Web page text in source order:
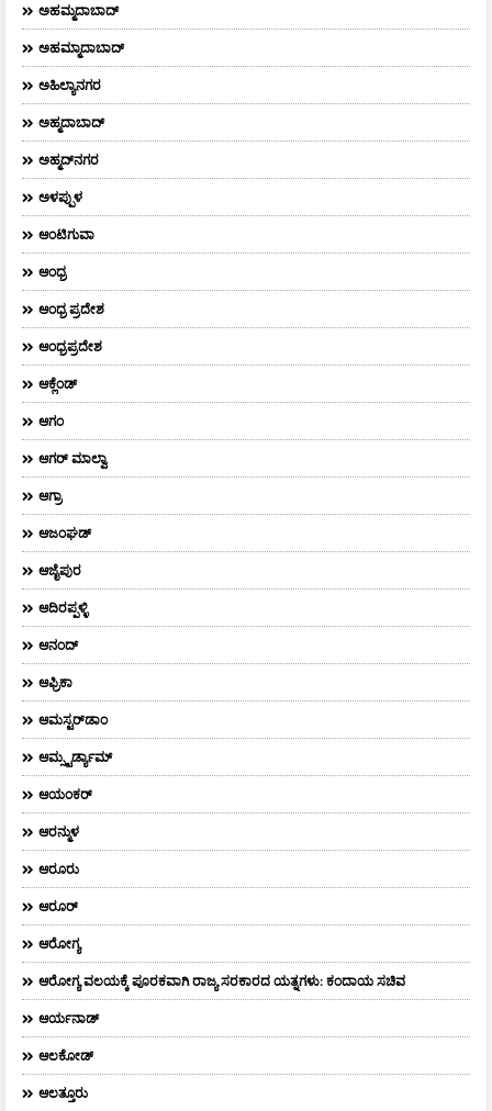
ಅಹಮ್ಮದಾಬಾದ್
ಅಹಮ್ಮಾದಾಬಾದ್
ಅಹಿಲ್ಯಾನಗರ
ಅಹ್ಮದಾಬಾದ್
ಅಹ್ಮದ್‌ನಗರ
ಅಳಪ್ಪುಳ
ಆಂಟಿಗುವಾ
ಆಂಧ್ರ
ಆಂಧ್ರ ಪ್ರದೇಶ
ಆಂಧ್ರಪ್ರದೇಶ
ಆಕ್ಲೆಂಡ್
ಆಗಂ
ಆಗರ್‌ ಮಾಲ್ವಾ
ಆಗ್ರಾ
ಆಜಂಘಡ್
ಆಜೈಪುರ
ಆದಿರಪ್ಪಳ್ಳಿ
ಆನಂದ್‌
ಆಫ್ರಿಕಾ
ಆಮಸ್ಟರ್‌ಡಾಂ
ಆಮ್ಸ್ಟರ್ಡ್ಯಾಮ್
ಆಯಂಕರ್
ಆರನ್ಮುಳ
ಆರೂರು
ಆರೂರ್
ಆರೋಗ್ಯ
ಆರೋಗ್ಯ ವಲಯಕ್ಕೆ ಪೂರಕವಾಗಿ ರಾಜ್ಯ ಸರಕಾರದ ಯತ್ನಗಳು: ಕಂದಾಯ ಸಚಿವ
ಆರ್ಯನಾಡ್
ಆಲಕೋಡ್
ಆಲತ್ತೂರು